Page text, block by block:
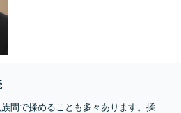
間で揉めることも多々あります。揉